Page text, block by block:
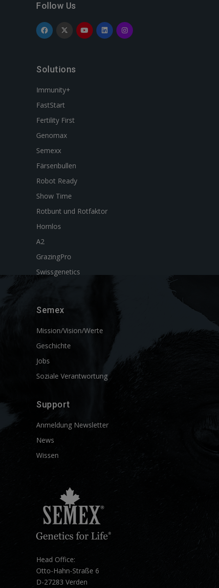
Follow Us
Solutions
Immunity+
FastStart
Fertility First
Genomax
Semexx
Färsenbullen
Robot Ready
Show Time
Rotbunt und Rotfaktor
Hornlos
A2
GrazingPro
Swissgenetics
Semex
Mission/Vision/Werte
Geschichte
Jobs
Soziale Verantwortung
Support
Anmeldung Newsletter
News
Wissen
Head Office:
Otto-Hahn-Straße 6
D-27283 Verden